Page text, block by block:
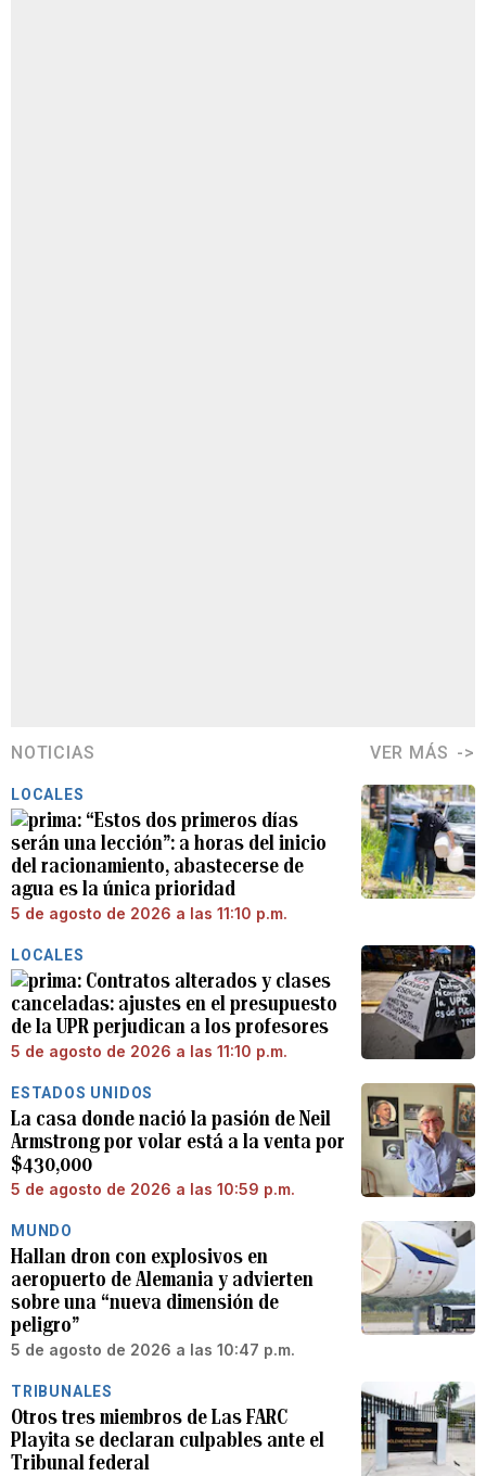
NOTICIAS VER MÁS
LOCALES
“Estos dos primeros días
serán una lección”: a horas del inicio
del racionamiento, abastecerse de
agua es la única prioridad
5 de agosto de 2026 a las 11:10 p.m.
LOCALES
Contratos alterados y clases
canceladas: ajustes en el presupuesto
de la UPR perjudican a los profesores
5 de agosto de 2026 a las 11:10 p.m.
ESTADOS UNIDOS
La casa donde nació la pasión de Neil
Armstrong por volar está a la venta por
$430,000
5 de agosto de 2026 a las 10:59 p.m.
MUNDO
Hallan dron con explosivos en
aeropuerto de Alemania y advierten
sobre una “nueva dimensión de
peligro”
5 de agosto de 2026 a las 10:47 p.m.
TRIBUNALES
Otros tres miembros de Las FARC
Playita se declaran culpables ante el
Tribunal federal